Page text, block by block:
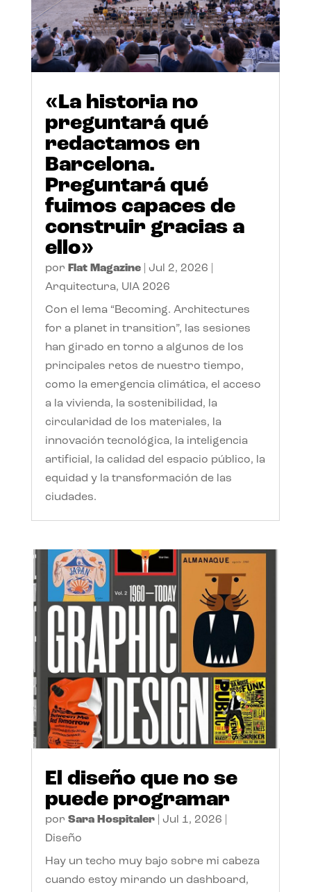
«La historia no
preguntará qué
redactamos en
Barcelona.
Preguntará qué
fuimos capaces de
construir gracias a
ello»
por Flat Magazine| Jul 2, 2026
Arquitectura, UIA 2026
Con el lema “Becoming. Architectures
for a planet in transition”, las sesiones
han girado en torno a algunos de los
principales retos de nuestro tiempo,
como la emergencia climática, el acceso
a la vivienda, la sostenibilidad, la
circularidad de los materiales, la
innovación tecnológica, la inteligencia
artificial, la calidad del espacio público, la
equidad y la transformación de las
ciudades.
El diseño que no se
puede programar
por Sara Hospitaler| Jul 1, 2026
Diseño
Hay un techo muy bajo sobre mi cabeza
cuando estoy mirando un dashboard,